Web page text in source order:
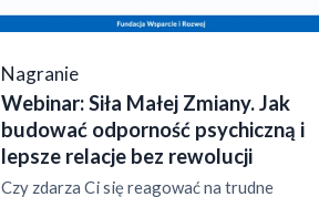
Nagranie
Webinar: Siła Małej Zmiany. Jak
budować odporność psychiczną i
lepsze relacje bez rewolucji
Czy zdarza Ci się reagować na trudne